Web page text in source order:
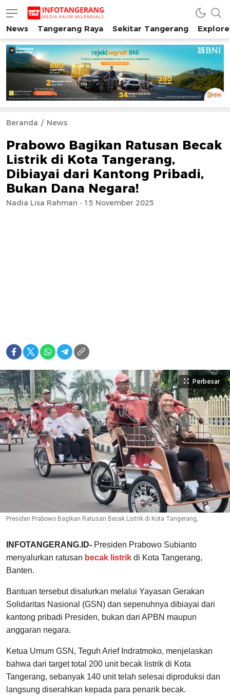
INFO TANGERANG
Media Kaum Millenials Tangerang Raya
News Tangerang Raya Sekitar Tangerang
Beranda News
Prabowo Bagikan Ratusan Becak
Listrik di Kota Tangerang,
Dibiayai dari Kantong Pribadi,
Bukan Dana Negara!
Nadia Lisa Rahman - 15 November 2025
Perbesar
Presiden Prabowo Bagikan Ratusan Becak Listrik di Kota Tangerang,
INFOTANGERANG.ID- Presiden Prabowo Subianto
menyalurkan ratusan becak listrik di Kota Tangerang,
Banten.
Bantuan tersebut disalurkan melalui Yayasan Gerakan
Solidaritas Nasional (GSN) dan sepenuhnya dibiayai dari
kantong pribadi Presiden, bukan dari APBN maupun
anggaran negara.
Ketua Umum GSN, Teguh Arief Indratmoko, menjelaskan
bahwa dari target total 200 unit becak listrik di Kota
Tangerang, sebanyak 140 unit telah selesai diproduksi dan
langsung diserahkan kepada para penarik becak.